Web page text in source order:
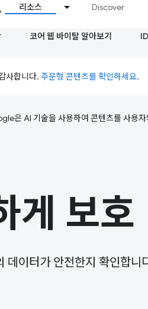
리소스 Discover
코어 웹 바이탈 알아보기 ID
사합니다. 주문형 콘텐츠를 확인하세요.
은 AI 기술을 사용하여 콘텐츠를 사용
게 보호
데이터가 안전한지 확인합니